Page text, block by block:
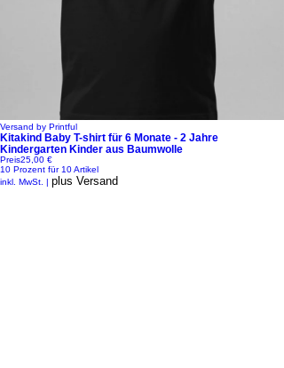
Versand by Printful
Kitakind Baby T-shirt für 6 Monate - 2 Jahre
Kindergarten Kinder aus Baumwolle
Preis25,00 €
10 Prozent für 10 Artikel
inkl. MwSt. | plus Versand